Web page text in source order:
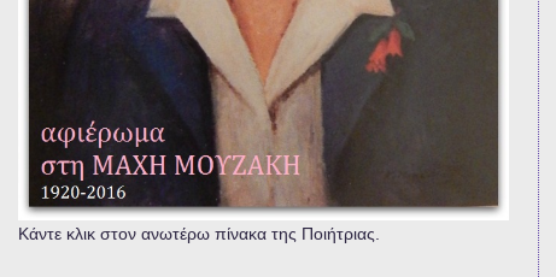
Κάντε κλικ στον ανωτέρω πίνακα της Ποιήτριας.